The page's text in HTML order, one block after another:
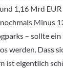
1,16 Mrd
Minus
– sollte
werden. Dass
ist eigentlich